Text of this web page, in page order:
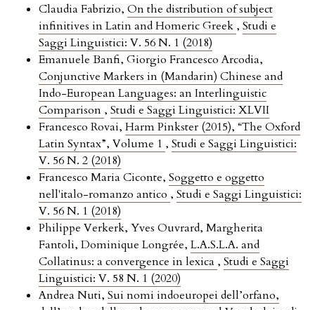
Claudia Fabrizio, On the distribution of subject
infinitives in Latin and Homeric Greek , Studi e
Saggi Linguistici: V. 56 N. 1 (2018)
Emanuele Banfi, Giorgio Francesco Arcodia,
Conjunctive Markers in (Mandarin) Chinese and
Indo-European Languages: an Interlinguistic
Comparison , Studi e Saggi Linguistici: XLVII
Francesco Rovai, Harm Pinkster (2015), “The Oxford
Latin Syntax”, Volume 1 , Studi e Saggi Linguistici:
V. 56 N. 2 (2018)
Francesco Maria Ciconte, Soggetto e oggetto
nell'italo-romanzo antico , Studi e Saggi Linguistici:
V. 56 N. 1 (2018)
Philippe Verkerk, Yves Ouvrard, Margherita
Fantoli, Dominique Longrée, L.A.S.L.A. and
Collatinus: a convergence in lexica , Studi e Saggi
Linguistici: V. 58 N. 1 (2020)
Andrea Nuti, Sui nomi indoeuropei dell’orfano,